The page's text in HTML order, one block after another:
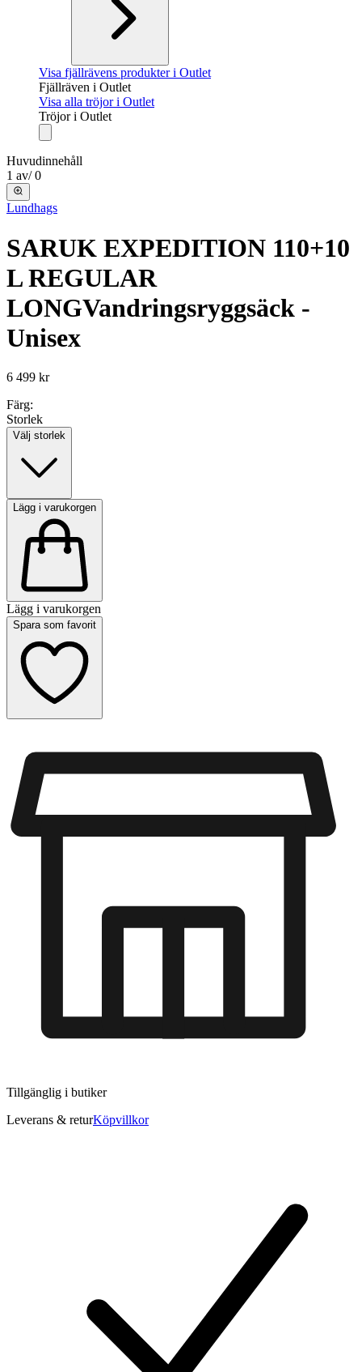
Visa fjällrävens produkter i Outlet
Fjällräven i Outlet
Visa alla tröjor i Outlet
Tröjor i Outlet
Huvudinnehåll
1 av/ 0
Lundhags
SARUK EXPEDITION 110+10
L REGULAR
LONGVandringsryggsäck -
Unisex
6 499 kr
Färg:
Storlek
Välj storlek
Lägg i varukorgen
Lägg i varukorgen
Spara som favorit
Tillgänglig i butiker
Leverans & returKöpvillkor